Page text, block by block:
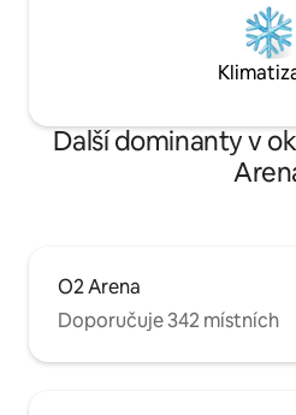
Další dominanty v
O2 Arena
Doporučuje 342 místních